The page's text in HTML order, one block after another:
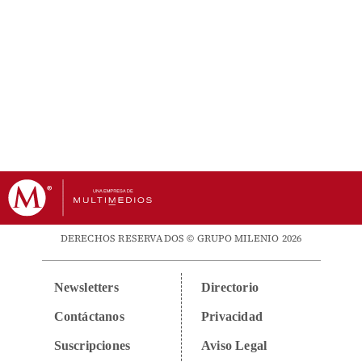
DERECHOS RESERVADOS © GRUPO MILENIO 2026
Newsletters
Contáctanos
Suscripciones
Directorio
Privacidad
Aviso Legal